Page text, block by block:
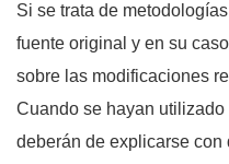
Si se trata de
fuente original y en su
sobre las modificaciones
Cuando se hayan
deberán de explicarse